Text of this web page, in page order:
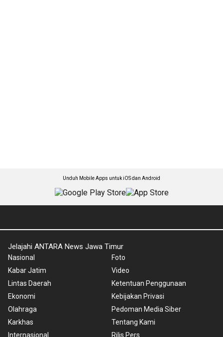
Unduh Mobile Apps untuk iOS dan Android
Jelajahi ANTARA News Jawa Timur
Nasional
Kabar Jatim
Lintas Daerah
Ekonomi
Olahraga
Karkhas
Internasional
Foto
Video
Ketentuan Penggunaan
Kebijakan Privasi
Pedoman Media Siber
Tentang Kami
Rilis Pers